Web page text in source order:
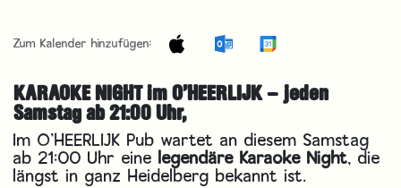
Zum Kalender hinzufügen:
KARAOKE NIGHT im O’HEERLIJK – jeden
Samstag ab 21:00 Uhr,
Im O’HEERLIJK Pub wartet an diesem Samstag
ab 21:00 Uhr eine legendäre Karaoke Night, die
längst in ganz Heidelberg bekannt ist.